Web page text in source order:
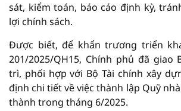
sát, kiểm toán, báo cáo định kỳ,
lợi chính sách.
Được biết, để khẩn trương triển
201/2025/QH15, Chính phủ đã giao
trì, phối hợp với Bộ Tài chính xây
định chi tiết về việc thành lập Quỹ
thành trong tháng 6/2025.